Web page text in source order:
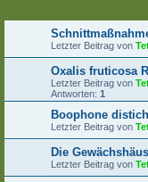
Letzter Beitrag von
Oxalis fruticosa
Letzter Beitrag von
Antworten: 1
Boophone
Letzter Beitrag von
Die
Letzter Beitrag von